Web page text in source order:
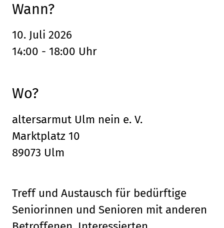
Wann?
10. Juli 2026
14:00 - 18:00 Uhr
Wo?
altersarmut Ulm nein e. V.
Marktplatz 10
89073 Ulm
Treff und Austausch für bedürftige
Seniorinnen und Senioren mit anderen